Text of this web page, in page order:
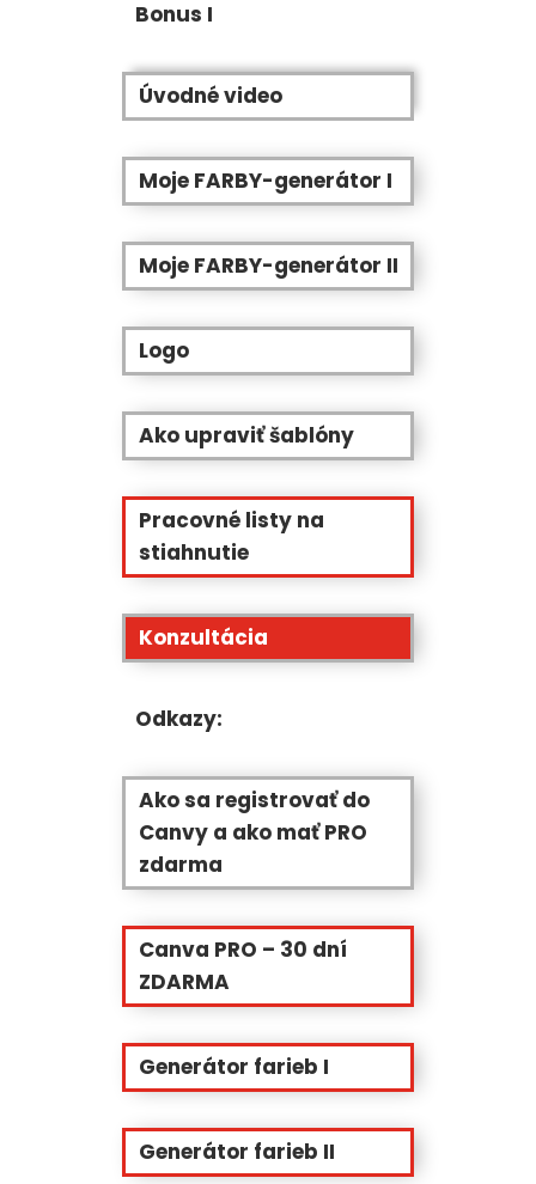
Bonus I
Úvodné video
Moje FARBY-generátor I
Moje FARBY-generátor II
Logo
Ako upraviť šablóny
Pracovné listy na
stiahnutie
Konzultácia
Odkazy:
Ako sa registrovať do
Canvy a ako mať PRO
zdarma
Canva PRO – 30 dní
ZDARMA
Generátor farieb I
Generátor farieb II